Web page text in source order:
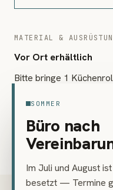
SOMMER
Büro nach
Im Juli und August
besetzt — Termine
MATERIAL &
Vor Ort erhältlich
Bitte bringe 1
Tusche, Tuschefarbe,
Kurs (Zusatzkosten ca.